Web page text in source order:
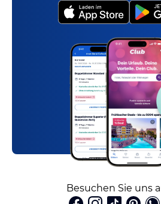
Besuchen Sie uns